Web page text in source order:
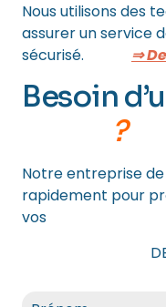
Nous utilisons des
assurer un service
sécurisé. ⇒
Besoin
?
Notre entreprise
rapidement pour
vos